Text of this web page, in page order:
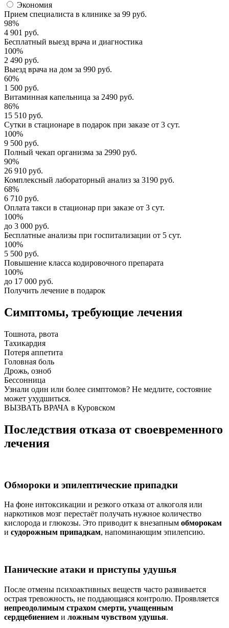
Экономия
Прием специалиста в клинике за 99 руб.
98%
4 901 руб.
Бесплатный выезд врача и диагностика
100%
2 490 руб.
Выезд врача на дом за 990 руб.
60%
1 500 руб.
Витаминная капельница за 2490 руб.
86%
15 510 руб.
Сутки в стационаре в подарок при заказе от 3 сут.
100%
9 500 руб.
Полный чекап организма за 2990 руб.
90%
26 910 руб.
Комплексный лабораторный анализ за 3190 руб.
68%
6 710 руб.
Оплата такси в стационар при заказе от 3 сут.
100%
до 3 000 руб.
Бесплатные анализы при госпитализации от 5 сут.
100%
5 500 руб.
Повышение класса кодировочного препарата
100%
до 17 000 руб.
Получить лечение в подарок
Симптомы, требующие лечения
Тошнота, рвота
Тахикардия
Потеря аппетита
Головная боль
Дрожь, озноб
Бессонница
Узнали один или более симптомов? Не медлите, состояние
может ухудшиться.
ВЫЗВАТЬ ВРАЧА в Куровском
Последствия отказа от своевременного
лечения
Обмороки и эпилептические припадки
На фоне интоксикации и резкого отказа от алкоголя или
наркотиков мозг перестаёт получать нужное количество
кислорода и глюкозы. Это приводит к внезапным обморокам
и судорожным припадкам, напоминающим эпилепсию.
Панические атаки и приступы удушья
После отмены психоактивных веществ часто развивается
острая тревожность, не поддающаяся контролю. Проявляется
непреодолимым страхом смерти, учащенным
сердцебиением и ложным чувством удушья.